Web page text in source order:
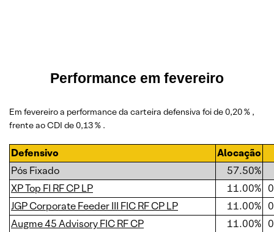
Performance em fevereiro
Em fevereiro a performance da carteira defensiva foi de 0,20 % ,
frente ao CDI de 0,13 % .
Defensivo
Alocação
Pós Fixado
57.50%
XP Top FI RF CP LP
11.00%
JGP Corporate Feeder III FIC RF CP LP
11.00%
Augme 45 Advisory FIC RF CP
11.00%